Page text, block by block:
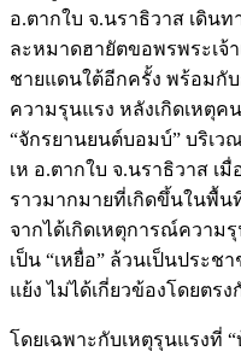
อ.ตากใบ จ.นราธิวาส เดิน
ละหมาดฮายัตขอพรพระเ
ชายแดนใต้อีกครั้ง พร้อมกั
ความรุนแรง หลังเกิดเหตุค
“จักรยานยนต์บอมบ์” บริเว
เห อ.ตากใบ จ.นราธิวาส เ
ราวมากมายที่เกิดขึ้นในพื้น
จากได้เกิดเหตุการณ์ความ
เป็น “เหยื่อ” ล้วนเป็นประ
แย้ง ไม่ได้เกี่ยวข้องโดยตร
โดยเฉพาะกับเหตุรุนแรงที่